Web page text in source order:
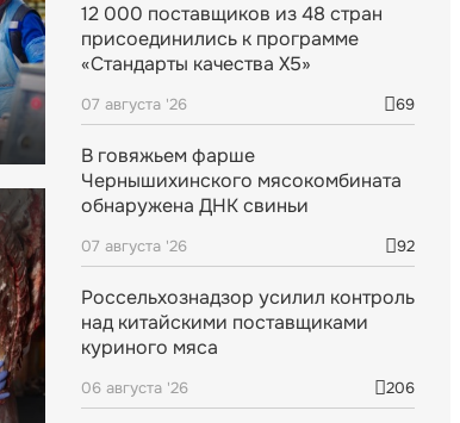
12 000 поставщиков из 48 стран
присоединились к программе
«Стандарты качества X5»
07 августа '26 69
В говяжьем фарше
Чернышихинского мясокомбината
обнаружена ДНК свиньи
07 августа '26 92
Россельхознадзор усилил контроль
над китайскими поставщиками
куриного мяса
06 августа '26 206